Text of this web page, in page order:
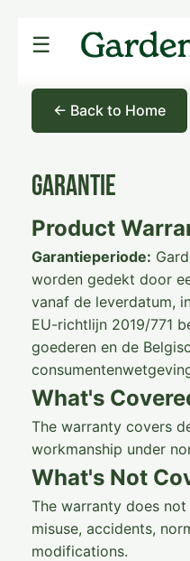
☰
← Back to Home
Garantie
Product
Garantieperiode:
worden gedekt door
vanaf de leverdatum,
EU-richtlijn 2019/771
goederen en de
What's
The warranty covers
workmanship under
What's Not
The warranty does
misuse, accidents,
modifications.